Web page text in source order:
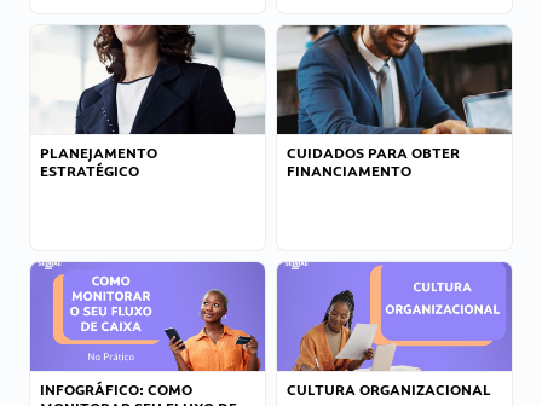
PLANEJAMENTO
ESTRATÉGICO
CUIDADOS PARA OBTER
FINANCIAMENTO
INFOGRÁFICO: COMO
CULTURA ORGANIZACIONAL